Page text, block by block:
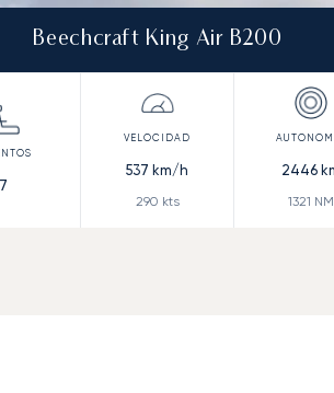
Beechcraft King Air B200
7
537 km/h
290 kts
2446
1321 NM